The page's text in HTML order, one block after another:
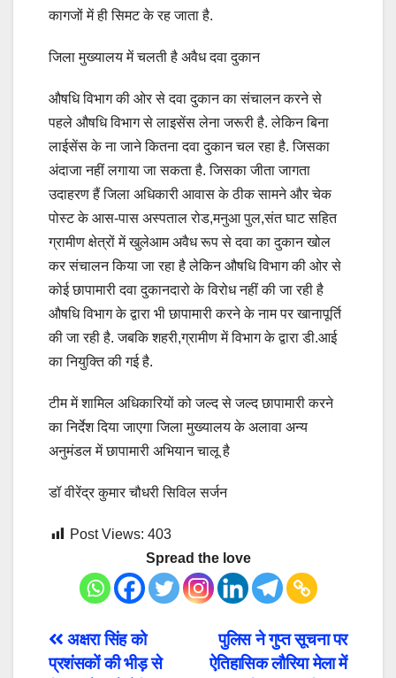
कागजों में ही सिमट के रह जाता है.
जिला मुख्यालय में चलती है अवैध दवा दुकान
औषधि विभाग की ओर से दवा दुकान का संचालन करने से
पहले औषधि विभाग से लाइसेंस लेना जरूरी है. लेकिन बिना
लाईसेंस के ना जाने कितना दवा दुकान चल रहा है. जिसका
अंदाजा नहीं लगाया जा सकता है. जिसका जीता जागता
उदाहरण हैं जिला अधिकारी आवास के ठीक सामने और चेक
पोस्ट के आस-पास अस्पताल रोड,मनुआ पुल,संत घाट सहित
ग्रामीण क्षेत्रों में खुलेआम अवैध रूप से दवा का दुकान खोल
कर संचालन किया जा रहा है लेकिन औषधि विभाग की ओर से
कोई छापामारी दवा दुकानदारो के विरोध नहीं की जा रही है
औषधि विभाग के द्वारा भी छापामारी करने के नाम पर खानापूर्ति
की जा रही है. जबकि शहरी,ग्रामीण में विभाग के द्वारा डी.आई
का नियुक्ति की गई है.
टीम में शामिल अधिकारियों को जल्द से जल्द छापामारी करने
का निर्देश दिया जाएगा जिला मुख्यालय के अलावा अन्य
अनुमंडल में छापामारी अभियान चालू है
डॉ वीरेंद्र कुमार चौधरी सिविल सर्जन
Post Views: 403
Spread the love
Post
पुलिस ने गुप्त सूचना पर
ऐतिहासिक लौरिया मेला में
अक्षरा सिंह को
प्रशंसकों की भीड़ से